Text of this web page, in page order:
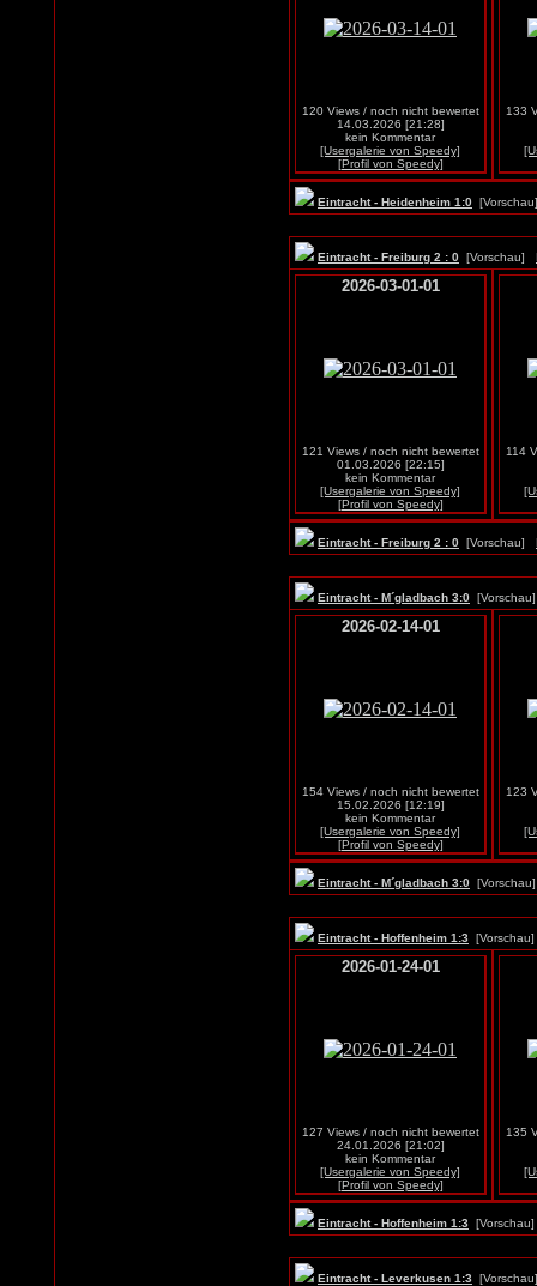
120 Views / noch nicht bewertet
14.03.2026 [21:28]
kein Kommentar
[Usergalerie von Speedy]
[Profil von Speedy]
133
Eintracht - Heidenheim 1:0
Eintracht - Freiburg 2 : 0 [Vorschau]
2026-03-01-01
121 Views / noch nicht bewertet
01.03.2026 [22:15]
kein Kommentar
[Usergalerie von Speedy]
[Profil von Speedy]
114
Eintracht - Freiburg 2 : 0 [Vorschau]
Eintracht - M´gladbach 3:0
2026-02-14-01
154 Views / noch nicht bewertet
15.02.2026 [12:19]
kein Kommentar
[Usergalerie von Speedy]
[Profil von Speedy]
123
Eintracht - M´gladbach 3:0
Eintracht - Hoffenheim 1:3
2026-01-24-01
127 Views / noch nicht bewertet
24.01.2026 [21:02]
kein Kommentar
[Usergalerie von Speedy]
[Profil von Speedy]
135
Eintracht - Hoffenheim 1:3
Eintracht - Leverkusen 1:3